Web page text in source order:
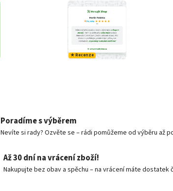
★ Recenze
Poradíme s výběrem
Nevíte si rady? Ozvěte se – rádi pomůžeme od výběru až
Až 30 dní na vrácení zboží!
Nakupujte bez obav a spěchu – na vrácení máte dostatek